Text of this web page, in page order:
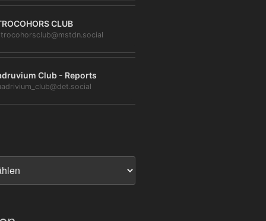
CLUB
Club - Reports